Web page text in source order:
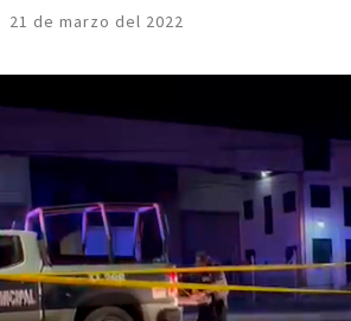
21 de marzo del 2022